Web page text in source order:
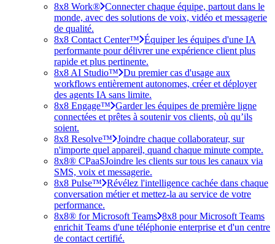
8x8 Work® Connecter chaque équipe, partout dans le
monde, avec des solutions de voix, vidéo et messagerie
de qualité.
8x8 Contact Center™ Équiper les équipes d'une IA
performante pour délivrer une expérience client plus
rapide et plus pertinente.
8x8 AI Studio™ Du premier cas d'usage aux
workflows entièrement autonomes, créer et déployer
des agents IA sans limite.
8x8 Engage™ Garder les équipes de première ligne
connectées et prêtes à soutenir vos clients, où qu’ils
soient.
8x8 Resolve™ Joindre chaque collaborateur, sur
n'importe quel appareil, quand chaque minute compte.
8x8® CPaaSJoindre les clients sur tous les canaux via
SMS, voix et messagerie.
8x8 Pulse™ Révélez l'intelligence cachée dans chaque
conversation métier et mettez-la au service de votre
performance.
8x8® for Microsoft Teams 8x8 pour Microsoft Teams
enrichit Teams d'une téléphonie enterprise et d'un centre
de contact certifié.